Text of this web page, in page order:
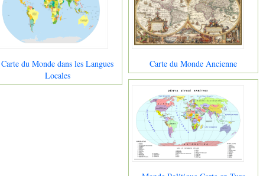
Carte du Monde dans les Langues
Locales
Carte du Monde Ancienne